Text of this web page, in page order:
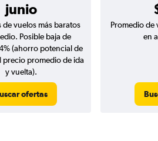
junio
de vuelos más baratos
Posible baja de
(ahorro potencial de
precio promedio de ida
y vuelta).
ofertas
Promedio de
en